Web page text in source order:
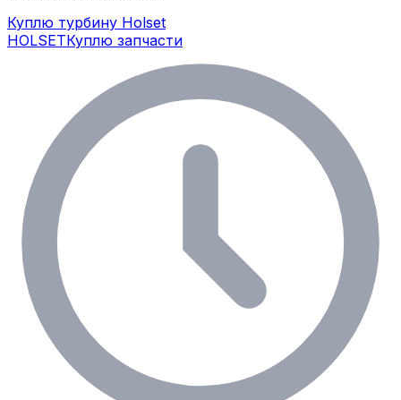
Куплю турбину Holset
HOLSETКуплю запчасти